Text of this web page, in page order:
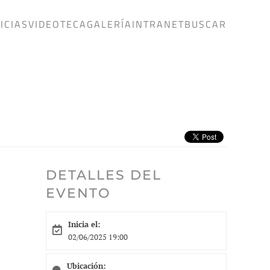
VIDEOTECAGALERÍAINTRANETBUSCAR
DETALLES DEL
EVENTO
Inicia el:
02/06/2025 19:00
Ubicación: